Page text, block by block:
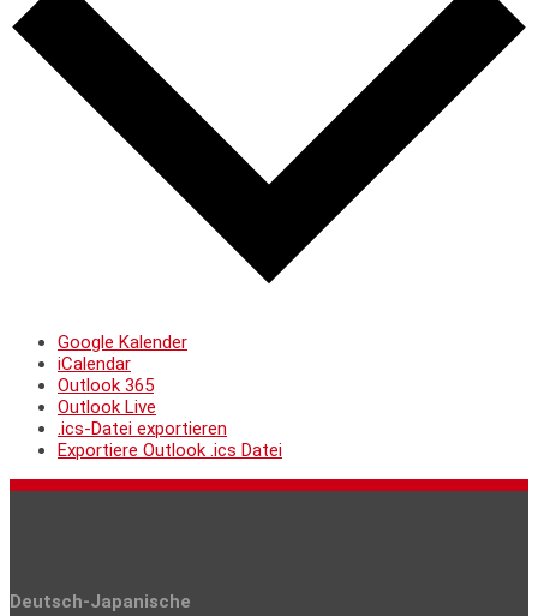
Google Kalender
iCalendar
Outlook 365
Outlook Live
.ics-Datei exportieren
Exportiere Outlook .ics Datei
Deutsch-Japanische